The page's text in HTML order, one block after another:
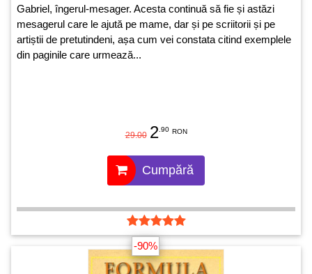
Gabriel, îngerul-mesager. Acesta continuă să fie și astăzi
mesagerul care le ajută pe mame, dar și pe scriitorii și pe
artiștii de pretutindeni, așa cum vei constata citind exemplele
din paginile care urmează...
29.00 2 .90 RON
Cumpără
-90%